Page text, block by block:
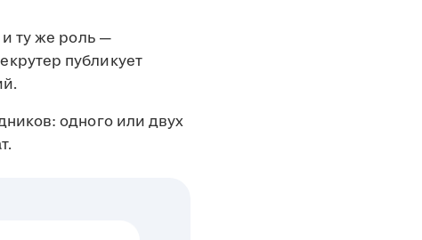
и ту же роль —
публикует
одного или двух